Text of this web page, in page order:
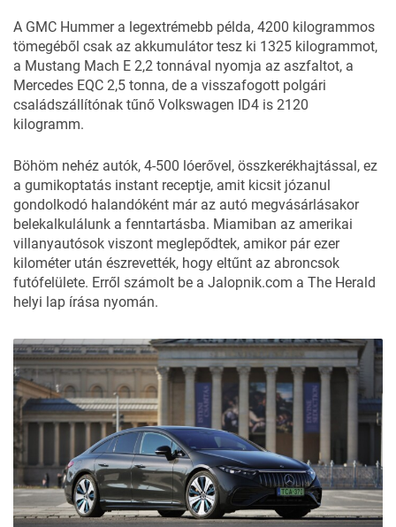
A GMC Hummer a legextrémebb példa, 4200 kilogrammos
tömegéből csak az akkumulátor tesz ki 1325 kilogrammot,
a Mustang Mach E 2,2 tonnával nyomja az aszfaltot, a
Mercedes EQC 2,5 tonna, de a visszafogott polgári
családszállítónak tűnő Volkswagen ID4 is 2120
kilogramm.
Böhöm nehéz autók, 4-500 lóerővel, összkerékhajtással, ez
a gumikoptatás instant receptje, amit kicsit józanul
gondolkodó halandóként már az autó megvásárlásakor
belekalkulálunk a fenntartásba. Miamiban az amerikai
villanyautósok viszont meglepődtek, amikor pár ezer
kilométer után észrevették, hogy eltűnt az abroncsok
futófelülete. Erről számolt be a Jalopnik.com a The Herald
helyi lap írása nyomán.